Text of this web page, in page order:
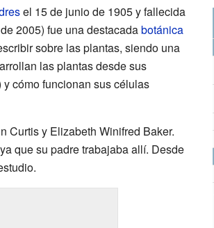
el 15 de junio de 1905 y fallecida
2005) fue una destacadabotánica
sobre las plantas, siendo una
las plantas desde sus
cómo funcionan sus células
Curtis y Elizabeth Winifred Baker.
que su padre trabajaba allí. Desde